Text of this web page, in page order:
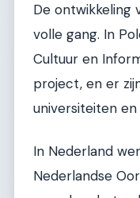
De ontwikkeling
volle gang. In
Cultuur en
project, en er
universiteiten
In Nederland
Nederlandse